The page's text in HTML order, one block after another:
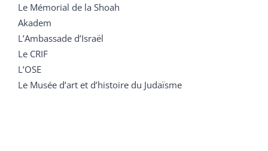
Le Mémorial de la Shoah
Akadem
L’Ambassade d’Israël
Le CRIF
L’OSE
Le Musée d’art et d’histoire du Judaïsme